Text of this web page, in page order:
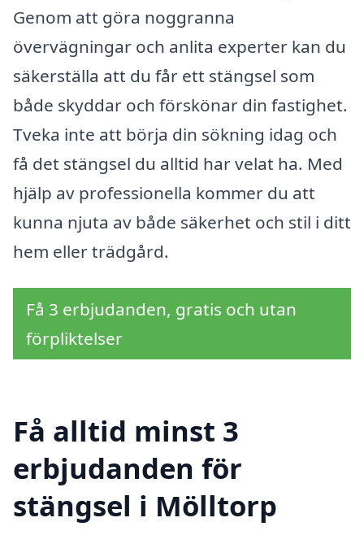
Genom att göra noggranna
övervägningar och anlita experter kan du
säkerställa att du får ett stängsel som
både skyddar och förskönar din fastighet.
Tveka inte att börja din sökning idag och
få det stängsel du alltid har velat ha. Med
hjälp av professionella kommer du att
kunna njuta av både säkerhet och stil i ditt
hem eller trädgård.
Få 3 erbjudanden, gratis och utan
förpliktelser
Få alltid minst 3
erbjudanden för
stängsel i Mölltorp